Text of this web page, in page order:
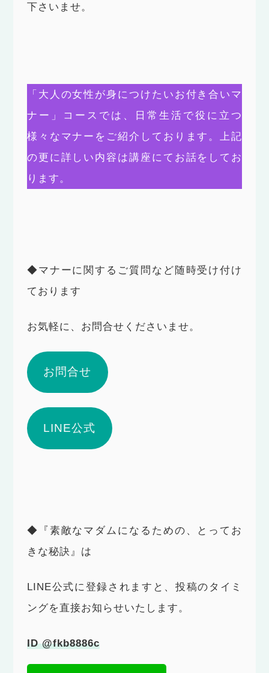
下さいませ。
「大人の女性が身につけたいお付き合いマ
ナー」コースでは、日常生活で役に立つ
様々なマナーをご紹介しております。上記
の更に詳しい内容は講座にてお話をしてお
ります。
◆マナーに関するご質問など随時受け付け
ております
お気軽に、お問合せくださいませ。
お問合せ
LINE公式
◆『素敵なマダムになるための、とってお
きな秘訣』は
LINE公式に登録されますと、投稿のタイミ
ングを直接お知らせいたします。
ID @fkb8886c